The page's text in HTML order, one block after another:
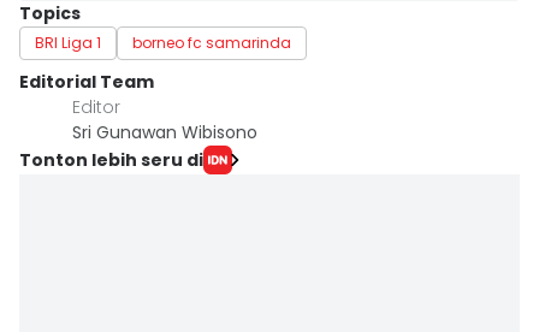
Topics
BRI Liga 1 borneo fc samarinda
Editorial Team
Editor
Sri Gunawan Wibisono
Tonton lebih seru di